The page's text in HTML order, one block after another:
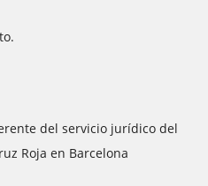
del servicio jurídico del
Roja en Barcelona